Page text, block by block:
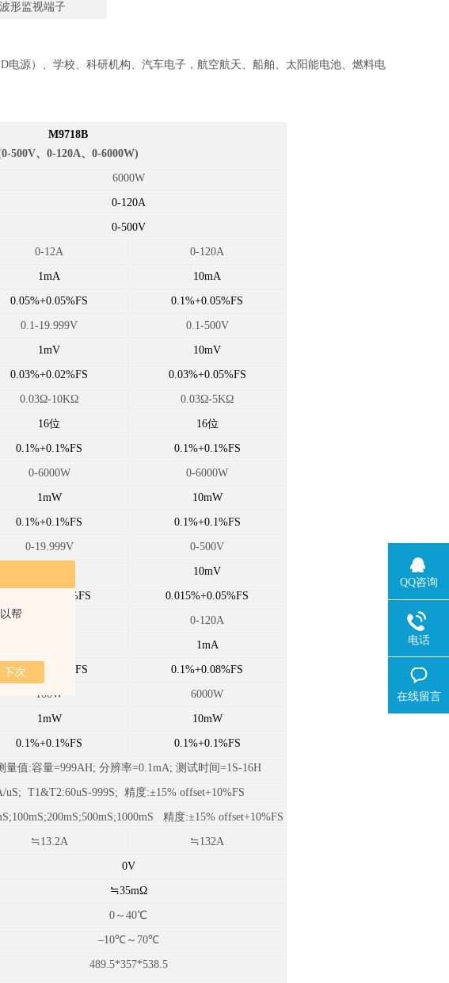
帮
形监视端子
源）、学校、科研机构、汽车电子，航空航天、船舶、太阳能电池、燃料电
M9718B
500V、0-120A、0-6000W)
6000W
0-120A
0-500V
0-12A 0-120A
1mA 10mA
0.05%+0.05%FS 0.1%+0.05%FS
0.1-19.999V 0.1-500V
1mV 10mV
0.03%+0.02%FS 0.03%+0.05%FS
0.03Ω-10KΩ 0.03Ω-5KΩ
16位 16位
0.1%+0.1%FS 0.1%+0.1%FS
0-6000W 0-6000W
1mW 10mW
0.1%+0.1%FS 0.1%+0.1%FS
0-19.999V 0-500V
10mV
0.015%+0.03%FS 0.015%+0.05%FS
0-120A
1mA
0.03%+0.05%FS 0.1%+0.08%FS
100W 6000W
1mW 10mW
0.1%+0.1%FS 0.1%+0.1%FS
量值:容量=999AH; 分辨率=0.1mA; 测试时间=1S-16H
uS; T1&T2:60uS-999S; 精度:±15% offset+10%FS
精度:±15% offset+10%FS
≒13.2A ≒132A
0V
≒35mΩ
0 ～40℃
–10℃～70℃
489.5*357*538.5
QQ咨询
电话
在线留言